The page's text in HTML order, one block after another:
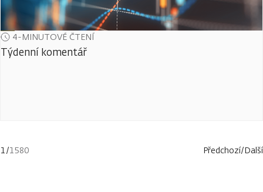
4-MINUTOVÉ ČTENÍ
Týdenní komentář
1/1580 Předchozí/Další